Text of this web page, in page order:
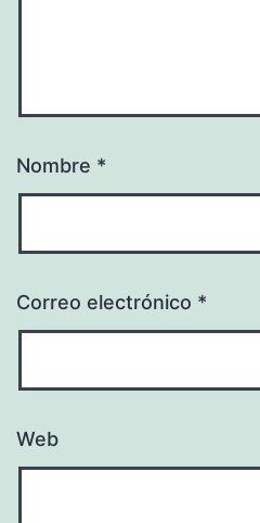
Nombre *
Correo electrónico *
Web